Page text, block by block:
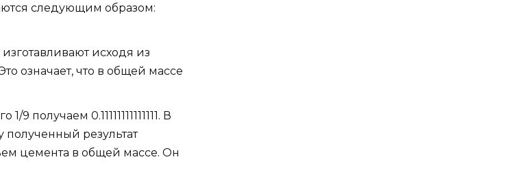
следующим образом:
исходя из
означает, что в общей массе
получаем 0.11111111111111. В
результат
цемента в общей массе. Он